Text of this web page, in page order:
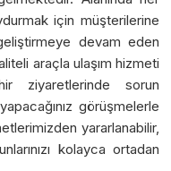
için müşterilerine
devam eden
araçla ulaşım hizmeti
ziyaretlerinde sorun
görüşmelerle
yararlanabilir,
kolayca ortadan